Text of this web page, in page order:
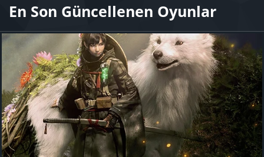
En Son Güncellenen Oyunlar